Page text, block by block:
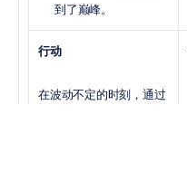
到了巅峰。
行动
在波动不定的时刻，通过